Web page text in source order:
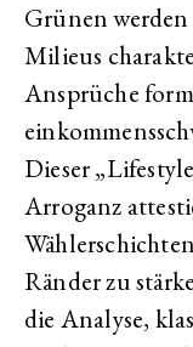
Grünen werden
Milieus
Ansprüche
Dieser
Arroganz
Ränder zu
die Analyse,